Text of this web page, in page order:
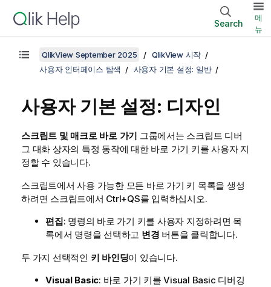
Search
메
뉴
QlikView September 2025
QlikView 시작
사용자 인터페이스 탐색
사용자 기본 설정: 일반
사용자 기본 설정: 디자인
스크립트 및 매크로 바로 가기 그룹에서는 스크립트 디버
그 대화 상자의 특정 동작에 대한 바로 가기 키를 사용자 지
정할 수 있습니다.
스크립트에서 사용 가능한 모든 바로 가기 키 목록을 생성
하려면 스크립트에서 Ctrl+QS를 입력하십시오.
편집: 명령의 바로 가기 키를 사용자 지정하려면 목
록에서 명령을 선택하고 변경 버튼을 클릭합니다.
두 가지 선택적인 키 바인딩이 있습니다.
Visual Basic: 바로 가기 키를 Visual Basic 디버깅